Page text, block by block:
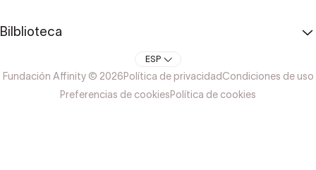
Bilblioteca
ESP
Fundación Affinity © 2026Política de privacidadCondiciones de uso
Preferencias de cookiesPolítica de cookies